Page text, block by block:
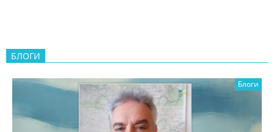
БЛОГИ
Блоги